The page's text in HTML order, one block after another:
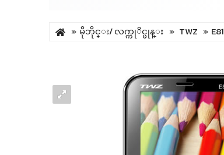
မိုဘိုင္း/ လက္ကုိင္ဖုန္း TWZ E81